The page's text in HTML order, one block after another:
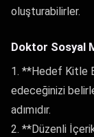
oluşturabilirler.
Doktor Sosyal
1. **Hedef Kitle
edeceğinizi
adımıdır.
2. **Düzenli